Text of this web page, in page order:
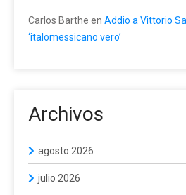
Carlos Barthe en Addio a Vittorio
‘italomessicano vero’
Archivos
agosto 2026
julio 2026